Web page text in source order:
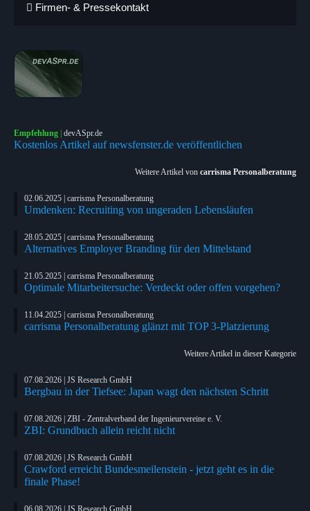
Firmen- & Pressekontakt
Empfehlung | devASpr.de
Kostenlos Artikel auf newsfenster.de veröffentlichen
Weitere Artikel von carrisma Personalberatung
02.06.2025 | carrisma Personalberatung
Umdenken: Recruiting von ungeraden Lebensläufen
28.05.2025 | carrisma Personalberatung
Alternatives Employer Branding für den Mittelstand
21.05.2025 | carrisma Personalberatung
Optimale Mitarbeitersuche: Verdeckt oder offen vorgehen?
11.04.2025 | carrisma Personalberatung
carrisma Personalberatung glänzt mit TOP 3-Platzierung
Weitere Artikel in dieser Kategorie
07.08.2026 | JS Research GmbH
Bergbau in der Tiefsee: Japan wagt den nächsten Schritt
07.08.2026 | ZBI - Zentralverband der Ingenieurvereine e. V.
ZBI: Grundbuch allein reicht nicht
07.08.2026 | JS Research GmbH
Crawford erreicht Bundesmeilenstein - jetzt geht es in die
finale Phase!
06.08.2026 | JS Research GmbH